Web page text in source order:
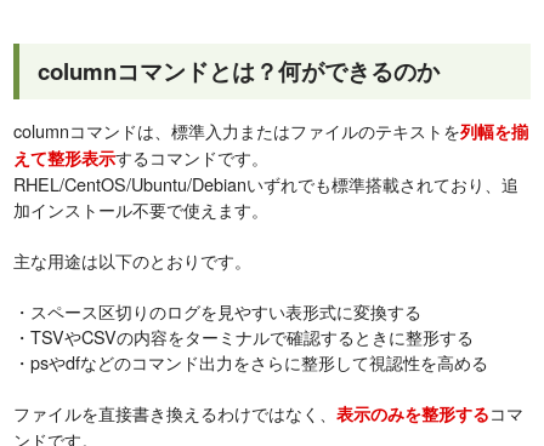
columnコマンドとは？何ができるのか
columnコマンドは、標準入力またはファイルのテキストを列幅を揃
えて整形表示するコマンドです。
RHEL/CentOS/Ubuntu/Debianいずれでも標準搭載されており、追
加インストール不要で使えます。
主な用途は以下のとおりです。
・スペース区切りのログを見やすい表形式に変換する
・TSVやCSVの内容をターミナルで確認するときに整形する
・psやdfなどのコマンド出力をさらに整形して視認性を高める
ファイルを直接書き換えるわけではなく、表示のみを整形するコマ
ンドです。